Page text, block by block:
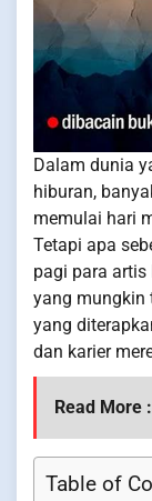
Dalam dunia
hiburan,
memulai hari
Tetapi apa
pagi para
yang mungkin
yang
dan karier
Read More :
Table of